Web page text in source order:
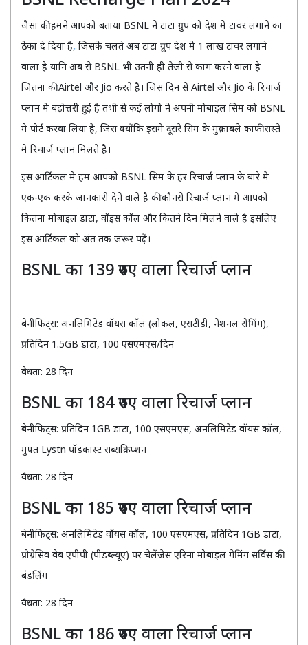
जैसा की हमने आपको बताया BSNL ने टाटा ग्रुप को देश मे टावर लगाने का
ठेका दे दिया है, जिसके चलते अब टाटा ग्रुप देश मे 1 लाख टावर लगाने
वाला है यानि अब से BSNL भी उतनी ही तेजी से काम करने वाला है
जितना की Airtel और Jio करते है। जिस दिन से Airtel और Jio के रिचार्ज
प्लान मे बढ़ोत्तरी हुई है तभी से कई लोगो ने अपनी मोबाइल सिम को BSNL
मे पोर्ट करवा लिया है, जिस क्योंकि इसमे दूसरे सिम के मुक़ाबले काफी सस्ते
मे रिचार्ज प्लान मिलते है।
इस आर्टिकल मे हम आपको BSNL सिम के हर रिचार्ज प्लान के बारे मे
एक-एक करके जानकारी देने वाले है की कौनसे रिचार्ज प्लान मे आपको
कितना मोबाइल डाटा, वॉइस कॉल और कितने दिन मिलने वाले है इसलिए
इस आर्टिकल को अंत तक जरूर पढ़ें।
BSNL का 139 रुपए वाला रिचार्ज प्लान
बेनीफिट्स: अनलिमिटेड वॉयस कॉल (लोकल, एसटीडी, नेशनल रोमिंग),
प्रतिदिन 1.5GB डाटा, 100 एसएमएस/दिन
वैधता: 28 दिन
BSNL का 184 रुपए वाला रिचार्ज प्लान
बेनीफिट्स: प्रतिदिन 1GB डाटा, 100 एसएमएस, अनलिमिटेड वॉयस कॉल,
मुफ्त Lystn पॉडकास्ट सब्सक्रिप्शन
वैधता: 28 दिन
BSNL का 185 रुपए वाला रिचार्ज प्लान
बेनीफिट्स: अनलिमिटेड वॉयस कॉल, 100 एसएमएस, प्रतिदिन 1GB डाटा,
प्रोग्रेसिव वेब एपीपी (पीडब्ल्यूए) पर चैलेंजेस एरिना मोबाइल गेमिंग सर्विस की
बंडलिंग
वैधता: 28 दिन
BSNL का 186 रुपए वाला रिचार्ज प्लान